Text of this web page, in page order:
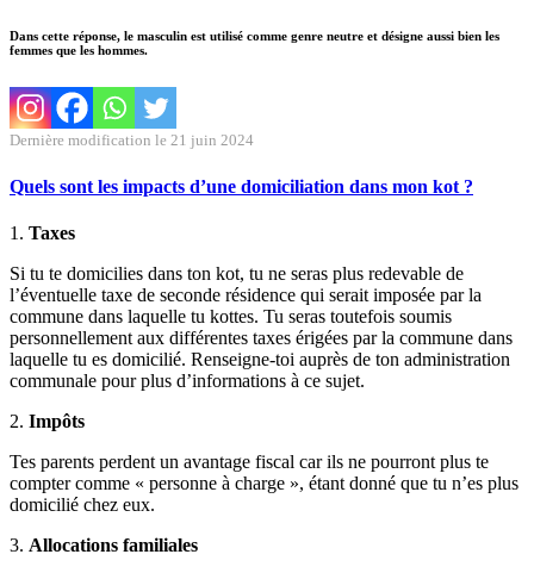
Dans cette réponse, le masculin est utilisé comme genre neutre et désigne aussi bien les
femmes que les hommes.
Dernière modification le 21 juin 2024
Quels sont les impacts d’une domiciliation dans mon kot ?
1. Taxes
Si tu te domicilies dans ton kot, tu ne seras plus redevable de
l’éventuelle taxe de seconde résidence qui serait imposée par la
commune dans laquelle tu kottes. Tu seras toutefois soumis
personnellement aux différentes taxes érigées par la commune dans
laquelle tu es domicilié. Renseigne-toi auprès de ton administration
communale pour plus d’informations à ce sujet.
2. Impôts
Tes parents perdent un avantage fiscal car ils ne pourront plus te
compter comme « personne à charge », étant donné que tu n’es plus
domicilié chez eux.
3. Allocations familiales